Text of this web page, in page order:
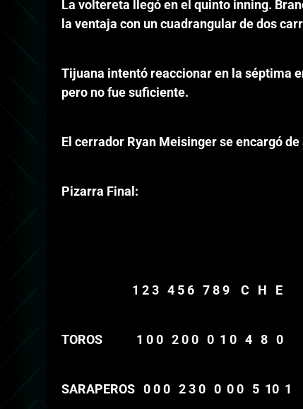
La voltereta llegó en el quinto inning.
la ventaja con un cuadrangular de dos
Tijuana intentó reaccionar en la séptima
pero no fue suficiente.
El cerrador Ryan Meisinger se encargó
Pizarra Final:
1 2 3 4 5 6 7 8 9 C H E
TOROS 1 0 0 2 0 0 0 1 0 4 8 0
SARAPEROS 0 0 0 2 3 0 0 0 0 5 10 1